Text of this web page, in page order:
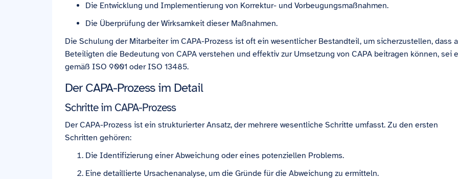
Die Entwicklung und Implementierung von Korrektur- und Vorbeugungsmaßnahmen.
Die Überprüfung der Wirksamkeit dieser Maßnahmen.
Die Schulung der Mitarbeiter im CAPA-Prozess ist oft ein wesentlicher Bestandteil, um sicherzustellen, dass
Beteiligten die Bedeutung von CAPA verstehen und effektiv zur Umsetzung von CAPA beitragen können, sei
gemäß ISO 9001 oder ISO 13485.
Der CAPA-Prozess im Detail
Schritte im CAPA-Prozess
Der CAPA-Prozess ist ein strukturierter Ansatz, der mehrere wesentliche Schritte umfasst. Zu den ersten
Schritten gehören:
Die Identifizierung einer Abweichung oder eines potenziellen Problems.
Eine detaillierte Ursachenanalyse, um die Gründe für die Abweichung zu ermitteln.